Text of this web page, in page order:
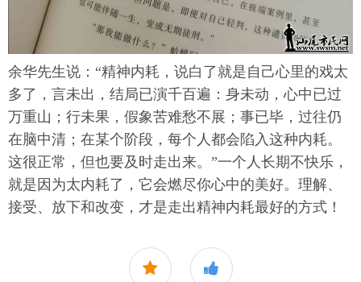
余华先生说： “精神内耗，说白了就是自己心里的戏太
多了，言未出，结局已演千百遍：身未动，心中已过
万重山；行未果，假象苦难愁不展；事已毕，过往仍
在脑中清；在某个阶段，每个人都会陷入这种内耗。
这很正常，但也要及时走出来。”一个人长期不快乐，
就是因为太内耗了，它会燃尽你心中的美好。理解、
接受、放下和改变，才是走出精神内耗最好的方式！